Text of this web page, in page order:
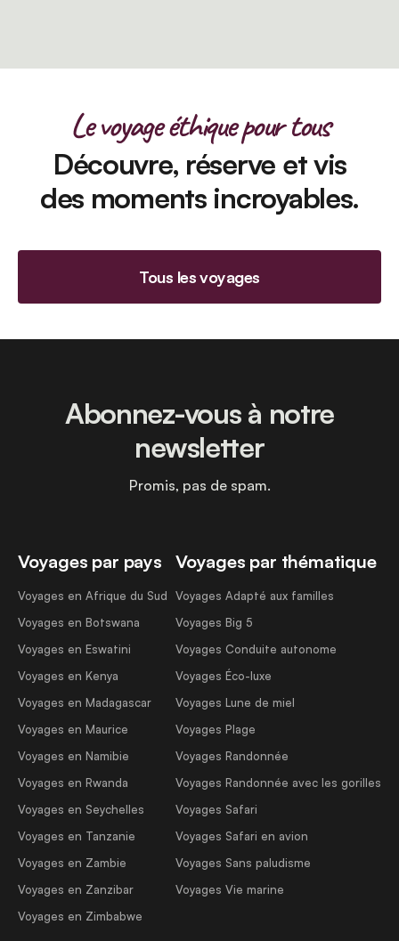
Le voyage éthique pour tous
Découvre, réserve et vis
des moments incroyables.
Tous les voyages
Voyages par pays
Voyages en Afrique du Sud
Voyages en Botswana
Voyages en Eswatini
Voyages en Kenya
Voyages en Madagascar
Voyages en Maurice
Voyages en Namibie
Voyages en Rwanda
Voyages en Seychelles
Voyages en Tanzanie
Voyages en Zambie
Voyages en Zanzibar
Voyages en Zimbabwe
Voyages par thématique
Voyages Adapté aux familles
Voyages Big 5
Voyages Conduite autonome
Voyages Éco-luxe
Voyages Lune de miel
Voyages Plage
Voyages Randonnée
Voyages Randonnée avec les gorilles
Voyages Safari
Voyages Safari en avion
Voyages Sans paludisme
Voyages Vie marine
Abonnez-vous à notre
newsletter
Promis, pas de spam.